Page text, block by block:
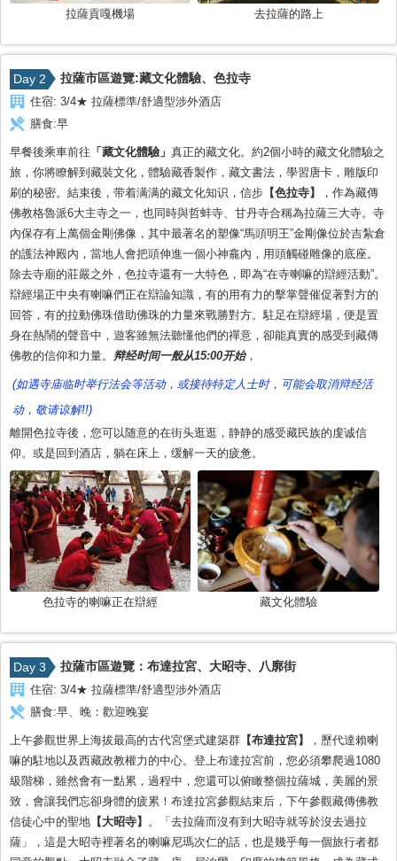
拉薩貢嘎機場 去拉薩的路上
Day 2 拉薩市區遊覽:藏文化體驗、色拉寺
住宿: 3/4★ 拉薩標準/舒適型涉外酒店
膳食:早
早餐後乘車前往 「藏文化體驗」 真正的藏文化。約2個小時的藏文化體驗之
旅，你將瞭解到藏裝文化，體驗藏香製作，藏文書法，學習唐卡，雕版印
刷的秘密。結束後，带着满满的藏文化知识，信步 【色拉寺】
，作為藏傳
佛教格魯派6大主寺之一，也同時與哲蚌寺、甘丹寺合稱為拉薩三大寺。寺
內保存有上萬個金剛佛像，其中最著名的塑像“馬頭明王”金剛像位於吉紮倉
的護法神殿內，當地人會把頭伸進一個小神龕內，用頭觸碰雕像的底座。
除去寺廟的莊嚴之外，色拉寺還有一大特色，即為“在寺喇嘛的辯經活動”。
辯經場正中央有喇嘛們正在辯論知識，有的用有力的擊掌聲催促著對方的
回答，有的拉動佛珠借助佛珠的力量來戰勝對方。駐足在辯經場，便是置
身在熱鬧的聲音中，遊客雖無法聽懂他們的禪意，卻能真實的感受到藏傳
佛教的信仰和力量。 辩经时间一般从15:00开始，
(如遇寺庙临时举行法会等活动，或接待特定人士时，可能会取消辩经活
动，敬请谅解!!)
離開色拉寺後，您可以随意的在街头逛逛，静静的感受藏民族的虔诚信
仰。或是回到酒店，躺在床上，缓解一天的疲惫。
色拉寺的喇嘛正在辯經 藏文化體驗
Day 3 拉薩市區遊覽：布達拉宮、大昭寺、八廓街
住宿: 3/4★ 拉薩標準/舒適型涉外酒店
膳食:早、晚：歡迎晚宴
上午參觀世界上海拔最高的古代宮堡式建築群 【布達拉宮】
，歷代達賴喇
嘛的駐地以及西藏政教權力的中心。登上布達拉宮前，您必須攀爬過1080
級階梯，雖然會有一點累，過程中，您還可以俯瞰整個拉薩城，美麗的景
致，會讓我們忘卻身體的疲累！布達拉宮參觀結束后，下午參觀藏傳佛教
信徒心中的聖地 【大昭寺】
。「去拉薩而沒有到大昭寺就等於沒去過拉
薩」，這是大昭寺裡著名的喇嘛尼瑪次仁的話，也是幾乎每一個旅行者都